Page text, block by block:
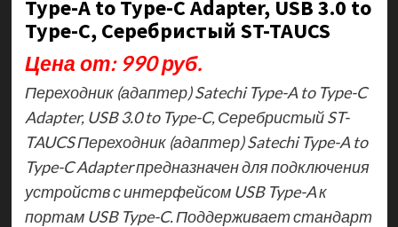
Type-A to Type-C Adapter, USB 3.0 to
Type-C, Серебристый ST-TAUCS
Цена от: 990 руб.
Переходник (адаптер) Satechi Type-A to Type-C
Adapter, USB 3.0 to Type-C, Серебристый ST-
TAUCS Переходник (адаптер) Satechi Type-A to
Type-C Adapter предназначен для подключения
устройств с интерфейсом USB Type-A к
портам USB Type-C. Поддерживает стандарт